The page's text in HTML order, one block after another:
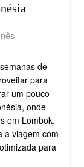
de
para
um pouco
onde
em Lombok.
a viagem com
para